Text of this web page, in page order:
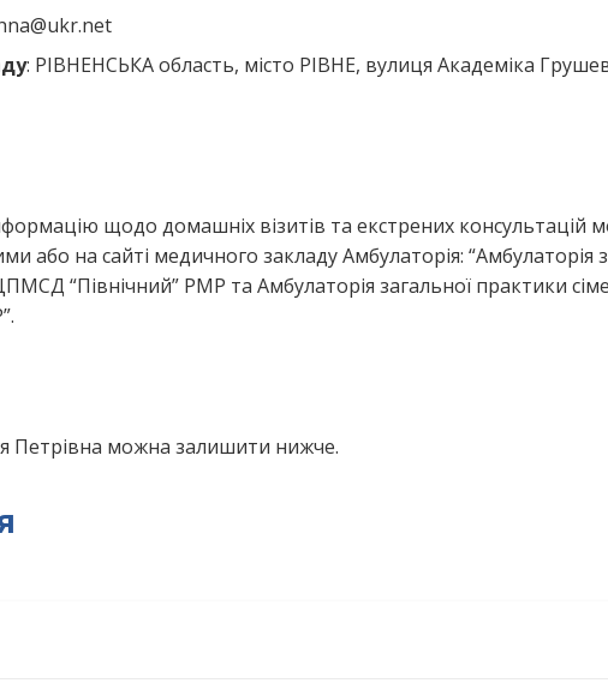
: РІВНЕНСЬКА область, місто РІВНЕ, вулиця Академіка
щодо домашніх візитів та екстрених консультацій
або на сайті медичного закладу Амбулаторія: “Амбулаторія
“Північний” РМР та Амбулаторія загальної практики
Петрівна можна залишити нижче.